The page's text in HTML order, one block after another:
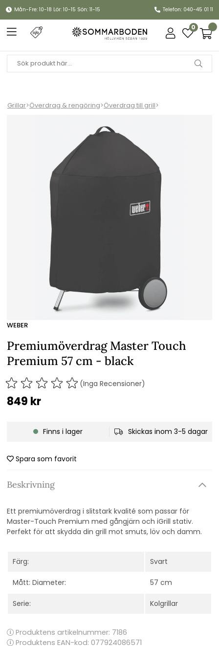
Mån-Fre: 10-18 Lör: 10-15 Sön: 11-15 Telefon: 040-45 01 11
0
Grillar>Överdrag & rengöring>Överdrag till grill>
WEBER
Premiumöverdrag Master Touch
Premium 57 cm - black
(Inga Recensioner)
849 kr
Finns i lager Skickas inom 3-5 dagar
Spara som favorit
Beskrivning
Ett premiumöverdrag i slitstark kvalité som passar för
Master-Touch Premium med gångjärn och iGrill stativ.
Perfekt för att skydda din grill mot smuts, löv och damm.
Färg: Svart
Mått: Diameter: 57 cm
Serie: Kolgrillar
Produktens artikelnummer: 7186
Produktens EAN-kod: 077924086571